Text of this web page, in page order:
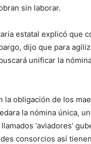
sin laborar.
estatal explicó que
dijo que para
unificar la
la obligación de los
la nómina única,
‘aviadores’
consorcios así